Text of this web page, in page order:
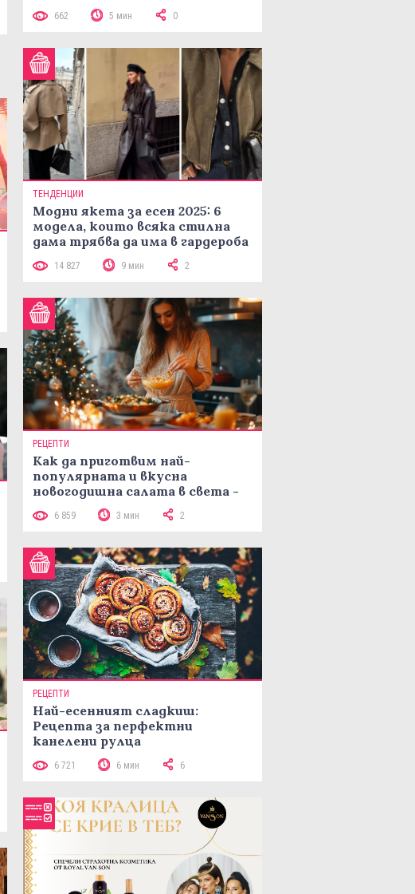
662 5 мин 0
ТЕНДЕНЦИИ
Модни якета за есен 2025: 6
модела, които всяка стилна
дама трябва да има в гардероба
14 827 9 мин 2
РЕЦЕПТИ
Как да приготвим най-
популярната и вкусна
новогодишна салата в света -
рецепта Мимоза
6 859 3 мин 2
РЕЦЕПТИ
Най-есенният сладкиш:
Рецепта за перфектни
канелени рулца
6 721 6 мин 6